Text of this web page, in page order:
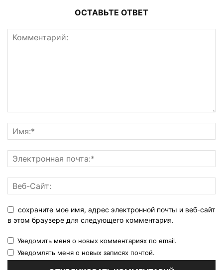
ОСТАВЬТЕ ОТВЕТ
сохраните мое имя, адрес электронной почты и веб-сайт
в этом браузере для следующего комментария.
Уведомить меня о новых комментариях по email.
Уведомлять меня о новых записях почтой.